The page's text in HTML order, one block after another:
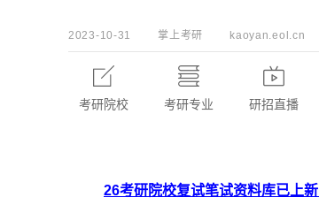
2023-10-31 掌上考研 kaoyan.eol.cn
考研院校 考研专业 研招直播
26考研院校复试笔试资料库已上